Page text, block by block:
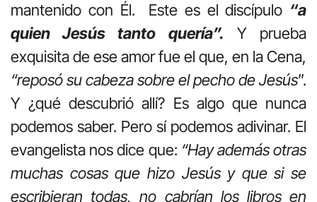
mantenido con Él. Este es el discípulo “a
quien Jesús tanto quería”. Y prueba
exquisita de ese amor fue el que, en la Cena,
“reposó su cabeza sobre el pecho de Jesús”.
Y ¿qué descubrió allí? Es algo que nunca
podemos saber. Pero sí podemos adivinar. El
evangelista nos dice que: “Hay además otras
muchas cosas que hizo Jesús y que si se
escribieran todas, no cabrían los libros en